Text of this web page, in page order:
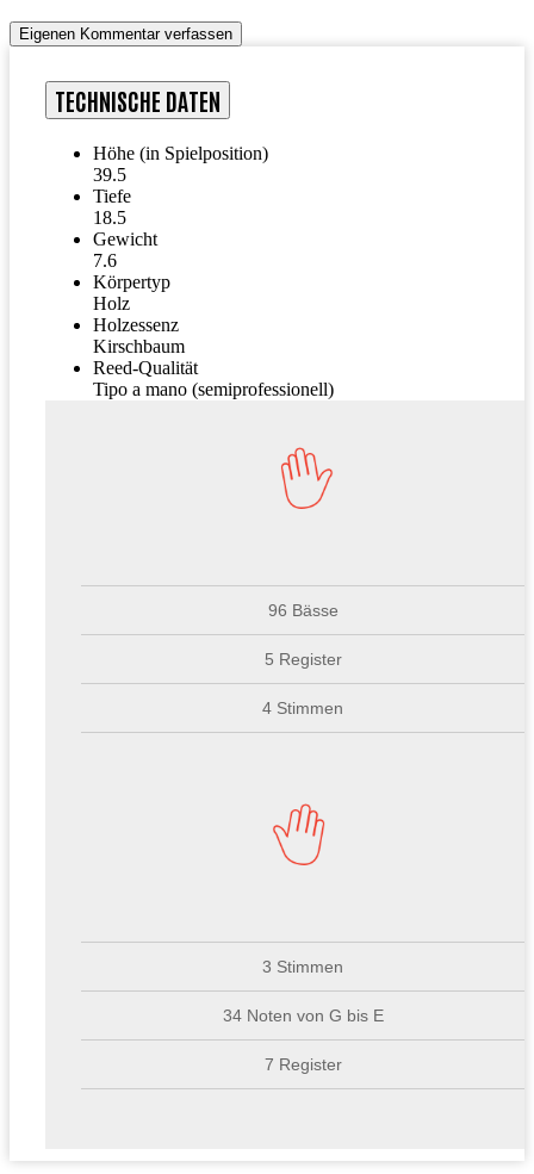
Eigenen Kommentar verfassen
TECHNISCHE DATEN
Höhe (in Spielposition)
39.5
Tiefe
18.5
Gewicht
7.6
Körpertyp
Holz
Holzessenz
Kirschbaum
Reed-Qualität
Tipo a mano (semiprofessionell)
96 Bässe
5 Register
4 Stimmen
3 Stimmen
34 Noten von G bis E
7 Register